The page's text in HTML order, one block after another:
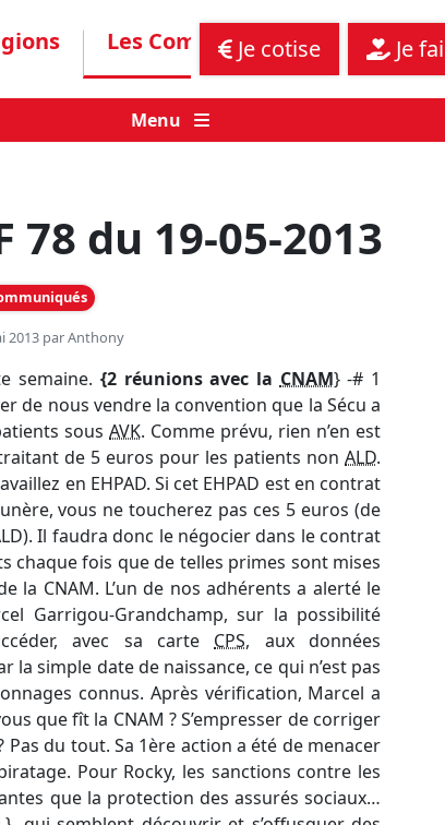
Les Communiqués
Je cotise Je
Menu
78 du 19-05-2013
2013 parAnthony
semaine. {2 réunions avec la CNAM} -# 1
de nous vendre la convention que la Sécu a
sous AVK. Comme prévu, rien n’en est
de 5 euros pour les patients non ALD.
en EHPAD. Si cet EHPAD est en contrat
vous ne toucherez pas ces 5 euros (de
Il faudra donc le négocier dans le contrat
chaque fois que de telles primes sont mises
la CNAM. L’un de nos adhérents a alerté le
Garrigou-Grandchamp, sur la possibilité
avec sa carte CPS, aux données
simple date de naissance, ce qui n’est pas
connus. Après vérification, Marcel a
que fît la CNAM ? S’empresser de corriger
du tout. Sa 1ère action a été de menacer
Pour Rocky, les sanctions contre les
que la protection des assurés sociaux…